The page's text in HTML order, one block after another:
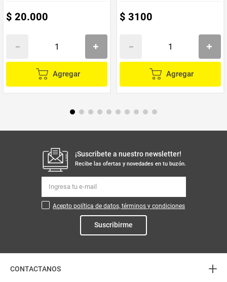
$ 20.000
Agregar
$ 3100
Agregar
¡Suscribete a nuestro newsletter!
Recibe las ofertas y novedades en tu buzón.
Acepto política de datos, términos y condiciones
Suscribirme
CONTACTANOS +